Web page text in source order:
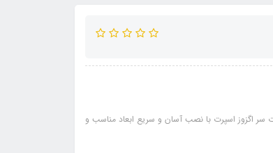
اگزوز اسپرت با نصب آسان و سریع ابعاد مناسب و